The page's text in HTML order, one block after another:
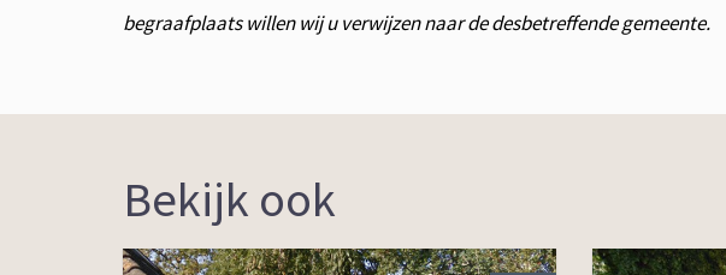
begraafplaats willen wij u verwijzen naar de desbetreffende gemeente.
Bekijk ook